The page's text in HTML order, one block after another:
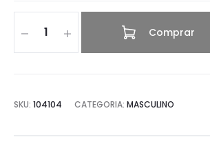
Comprar
SKU: 104104 CATEGORIA: MASCULINO